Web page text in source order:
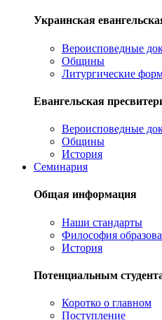
Украинская
Вероисповедные
Общины
Литургические
Евангельская
Вероисповедные
Общины
История
Семинария
Общая информация
Наши стандарты
Философия
История
Потенциальным
Коротко о главном
Поступление